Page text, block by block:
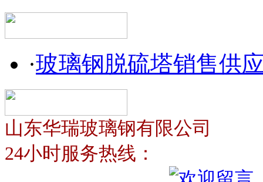
·玻璃钢脱硫塔销售供
山东华瑞玻璃钢有限公司
24小时服务热线：